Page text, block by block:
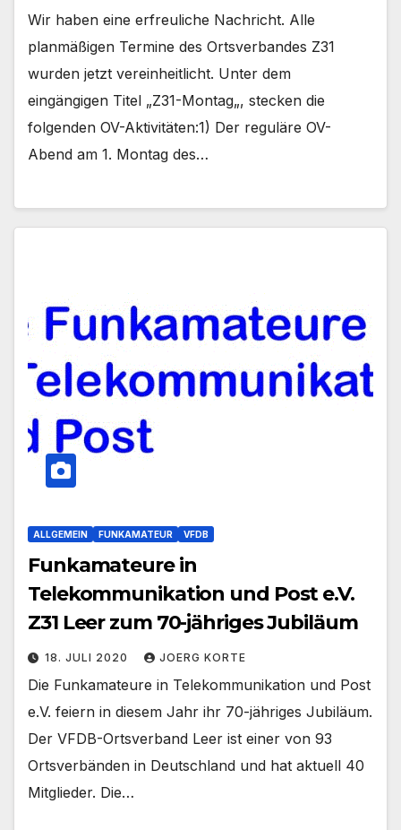
Wir haben eine erfreuliche Nachricht. Alle
planmäßigen Termine des Ortsverbandes Z31
wurden jetzt vereinheitlicht. Unter dem
eingängigen Titel „Z31-Montag„, stecken die
folgenden OV-Aktivitäten:1) Der reguläre OV-
Abend am 1. Montag des…
ALLGEMEIN FUNKAMATEUR VFDB
Funkamateure in
Telekommunikation und Post e.V.
Z31 Leer zum 70-jähriges Jubiläum
18. JULI 2020 JOERG KORTE
Die Funkamateure in Telekommunikation und Post
e.V. feiern in diesem Jahr ihr 70-jähriges Jubiläum.
Der VFDB-Ortsverband Leer ist einer von 93
Ortsverbänden in Deutschland und hat aktuell 40
Mitglieder. Die…